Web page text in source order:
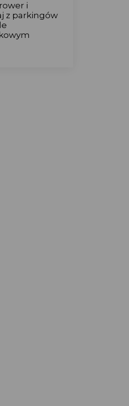
i
z parkingów